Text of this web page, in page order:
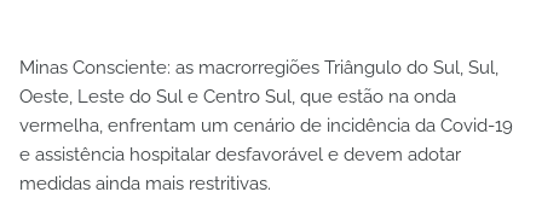
Minas Consciente: as macrorregiões Triângulo do Sul, Sul,
Oeste, Leste do Sul e Centro Sul, que estão na onda
vermelha, enfrentam um cenário de incidência da Covid-19
e assistência hospitalar desfavorável e devem adotar
medidas ainda mais restritivas.